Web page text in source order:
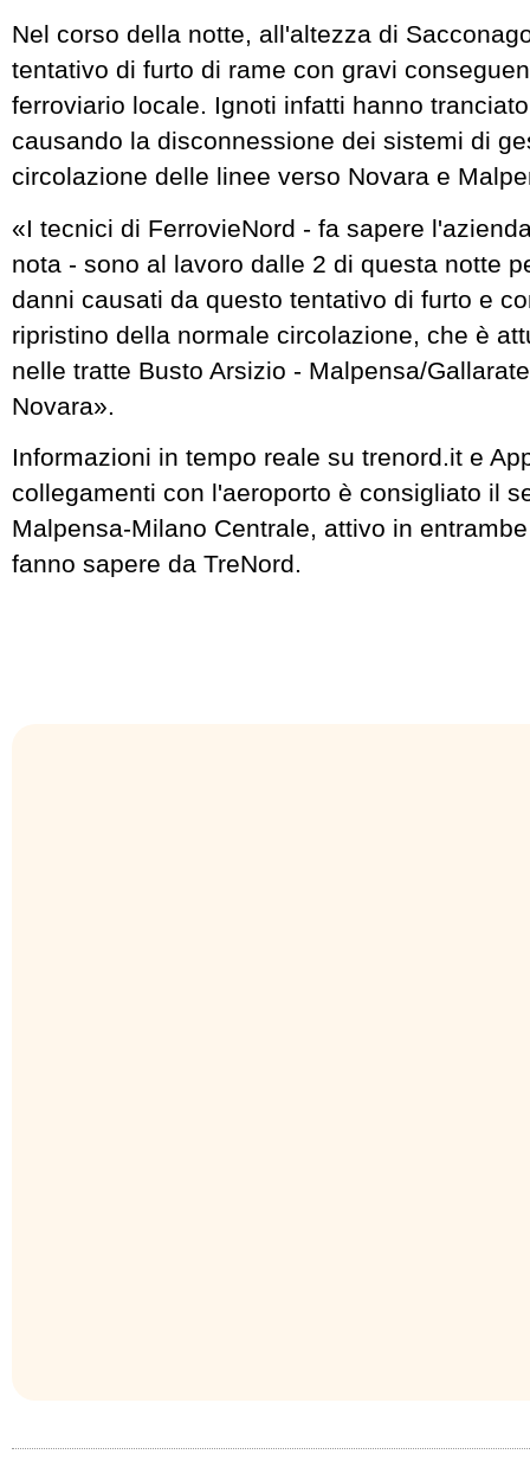
Nel corso della notte, all'altezza di
tentativo di furto di rame con gravi
ferroviario locale. Ignoti infatti hanno
causando la disconnessione dei sistemi di
circolazione delle linee verso Novara e
«I tecnici di FerrovieNord - fa sapere
nota - sono al lavoro dalle 2 di questa notte
danni causati da questo tentativo di furto e
ripristino della normale circolazione, che è
nelle tratte Busto Arsizio - Malpensa/
Novara».
Informazioni in tempo reale su trenord.it e
collegamenti con l'aeroporto è consigliato il
Malpensa-Milano Centrale, attivo in
fanno sapere da TreNord.